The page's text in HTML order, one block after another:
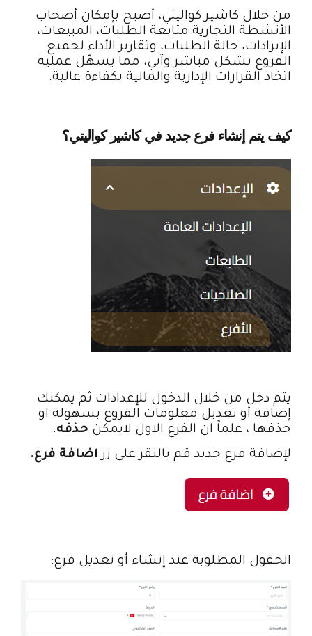
من خلال كاشير كواليتي، أصبح بإمكان أصحاب
الأنشطة التجارية متابعة الطلبات، المبيعات،
الإيرادات، حالة الطلبات، وتقارير الأداء لجميع
الفروع بشكل مباشر وآني، مما يسهّل عملية
اتخاذ القرارات الإدارية والمالية بكفاءة عالية.
كيف يتم إنشاء فرع جديد في كاشير كواليتي؟
يتم دخل من خلال الدخول للإعدادات ثم يمكنك
إضافة أو تعديل معلومات الفروع بسهولة او
حذفها ، علماً ان الفرع الاول لايمكن حذفه.
لإضافة فرع جديد قم بالنقر على زراضافة فرع.
الحقول المطلوبة عند إنشاء أو تعديل فرع: